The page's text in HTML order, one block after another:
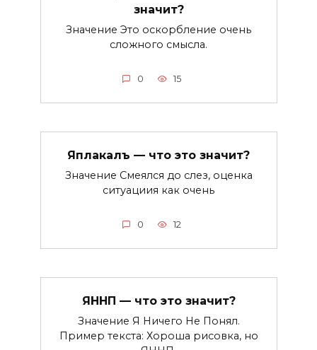
значит?
Значение Это оскорбление очень
сложного смысла.
0 15
Яплакалъ — что это значит?
Значение Смеялся до слез, оценка
ситуациия как очень
0 12
ЯННП — что это значит?
Значение Я Ничего Не Понял.
Пример текста: Хороша рисовка, но